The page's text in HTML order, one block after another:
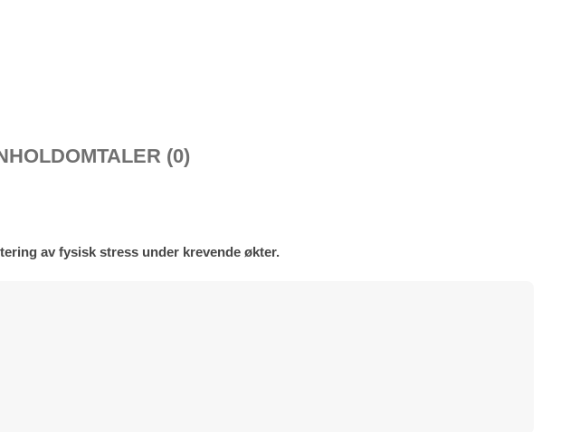
OMTALER (0)
av fysisk stress under krevende økter.